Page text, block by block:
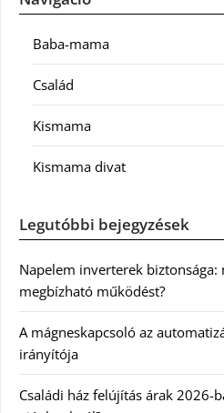
Baba-mama
Család
Kismama
Kismama divat
Legutóbbi bejegyzések
Napelem inverterek
megbízható működést?
A mágneskapcsoló az
irányítója
Családi ház felújítás árak 2026-